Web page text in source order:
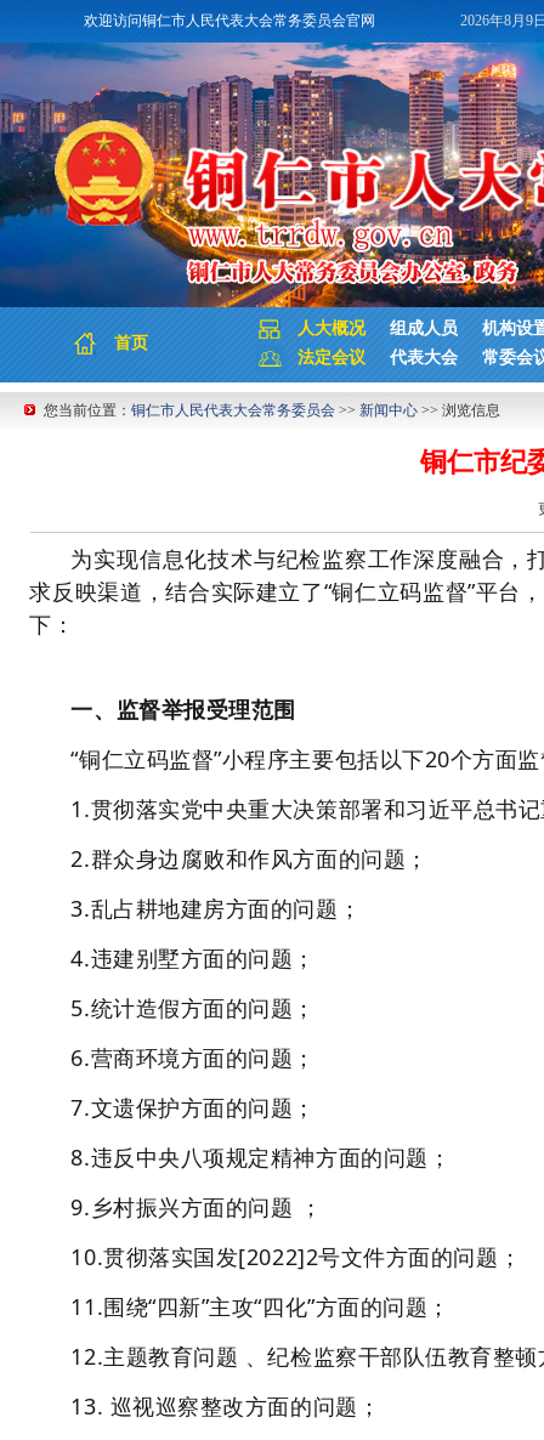
欢迎访问铜仁市人民代表大会常务委员会官网 2026年8月9
首页
人大概况 组成人员
机构设
法定会议
代表大会 常委会
您当前位置： 铜仁市人民代表大会常务委员会 >> 新闻中心 >> 浏览信息
铜仁市纪
为实现信息化技术与纪检监察工作深度融合，
求反映渠道，结合实际建立了“铜仁立码监督”平台
下：
一、监督举报受理范围
“铜仁立码监督”小程序主要包括以下20个方面
1.贯彻落实党中央重大决策部署和习近平总书
2.群众身边腐败和作风方面的问题；
3.乱占耕地建房方面的问题；
4.违建别墅方面的问题；
5.统计造假方面的问题；
6.营商环境方面的问题；
7.文遗保护方面的问题；
8.违反中央八项规定精神方面的问题；
9.乡村振兴方面的问题 ；
10.贯彻落实国发[2022]2号文件方面的问题；
11.围绕“四新”主攻“四化”方面的问题；
12.主题教育问题 、纪检监察干部队伍教育整
13. 巡视巡察整改方面的问题；